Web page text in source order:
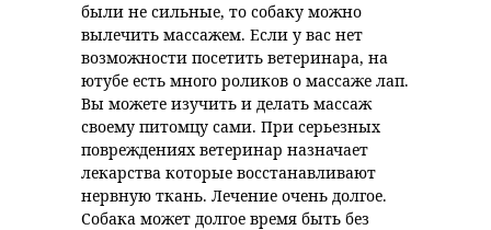
были не сильные, то собаку можно
вылечить массажем. Если у вас нет
возможности посетить ветеринара, на
ютубе есть много роликов о массаже лап.
Вы можете изучить и делать массаж
своему питомцу сами. При серьезных
повреждениях ветеринар назначает
лекарства которые восстанавливают
нервную ткань. Лечение очень долгое.
Собака может долгое время быть без